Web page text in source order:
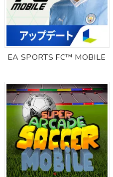
EA SPORTS FC™ MOBILE